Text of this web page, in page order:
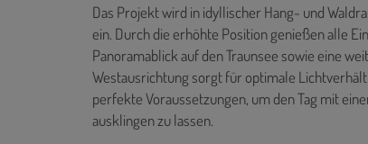
Das Projekt wird in idyllischer Hang- und
ein. Durch die erhöhte Position genießen alle
Panoramablick auf den Traunsee sowie eine
Westausrichtung sorgt für optimale
perfekte Voraussetzungen, um den Tag mit
ausklingen zu lassen.